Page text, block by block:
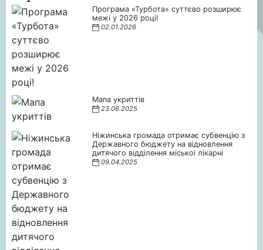
Програма «Турбота» суттєво розширює
межі у 2026 році!
02.01.2026
Мапа укриттів
23.06.2025
Ніжинська громада отримає субвенцію з
Державного бюджету на відновлення
дитячого відділення міської лікарні
09.04.2025